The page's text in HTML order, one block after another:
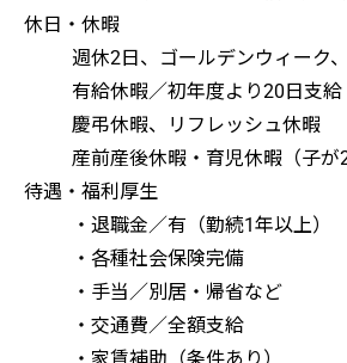
休日・休暇
週休2日、ゴールデンウィーク
有給休暇／初年度より20日支給
慶弔休暇、リフレッシュ休暇
産前産後休暇・育児休暇（子
待遇・福利厚生
・退職金／有（勤続1年以上）
・各種社会保険完備
・手当／別居・帰省など
・交通費／全額支給